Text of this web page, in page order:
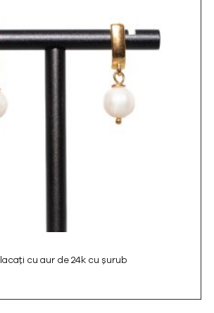
cu aur de 24k cu șurub